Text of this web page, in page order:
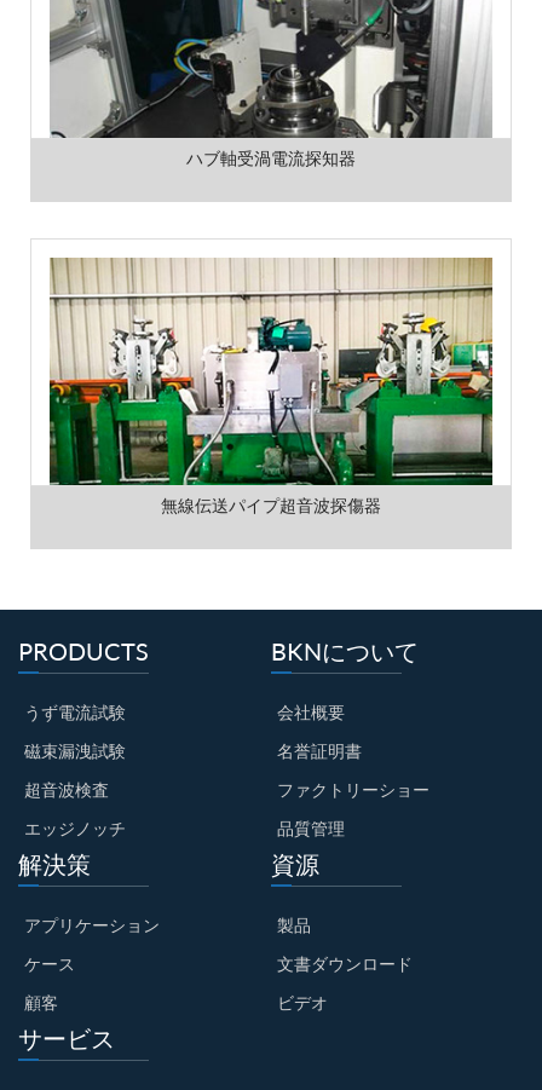
ハブ軸受渦電流探知器
無線伝送パイプ超音波探傷器
PRODUCTS
うず電流試験
磁束漏洩試験
超音波検査
エッジノッチ
BKNについて
会社概要
名誉証明書
ファクトリーショー
品質管理
解決策
アプリケーション
ケース
顧客
資源
製品
文書ダウンロード
ビデオ
サービス